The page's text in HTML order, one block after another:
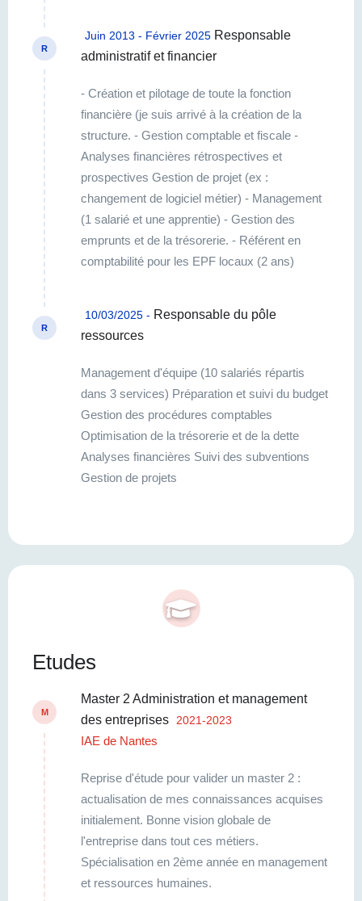
R
Juin 2013 - Février 2025 Responsable
administratif et financier
- Création et pilotage de toute la fonction
financière (je suis arrivé à la création de la
structure. - Gestion comptable et fiscale -
Analyses financières rétrospectives et
prospectives Gestion de projet (ex :
changement de logiciel métier) - Management
(1 salarié et une apprentie) - Gestion des
emprunts et de la trésorerie. - Référent en
comptabilité pour les EPF locaux (2 ans)
R
10/03/2025 - Responsable du pôle
ressources
Management d'équipe (10 salariés répartis
dans 3 services) Préparation et suivi du budget
Gestion des procédures comptables
Optimisation de la trésorerie et de la dette
Analyses financières Suivi des subventions
Gestion de projets
Etudes
M
Master 2 Administration et management
des entreprises
2021-2023
IAE de Nantes
Reprise d'étude pour valider un master 2 :
actualisation de mes connaissances acquises
initialement. Bonne vision globale de
l'entreprise dans tout ces métiers.
Spécialisation en 2ème année en management
et ressources humaines.